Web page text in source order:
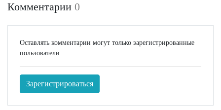
Комментарии 0
Оставлять комментарии могут только зарегистрированные
пользователи.
Зарегистрироваться